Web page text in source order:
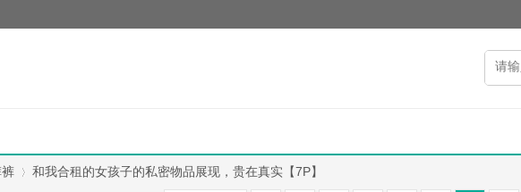
和我合租的女孩子的私密物品展现，贵在真实【7P】